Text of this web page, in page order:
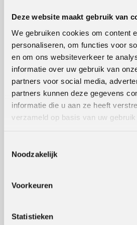
Deze website maakt gebruik van
We gebruiken cookies om content
personaliseren, om functies voor
en om ons websiteverkeer te
informatie over uw gebruik van
partners voor social media,
partners kunnen deze gegevens
informatie die u aan ze heeft
verzameld op basis van uw
Noodzakelijk
Voorkeuren
Statistieken
WERKVORMEN
Outdoor training
Serious games
Teambuilding
Teamontwikkeling
Persoonlijke ontwikkeling
KLANTWAARDERING
Leeshierde beoordelingen van